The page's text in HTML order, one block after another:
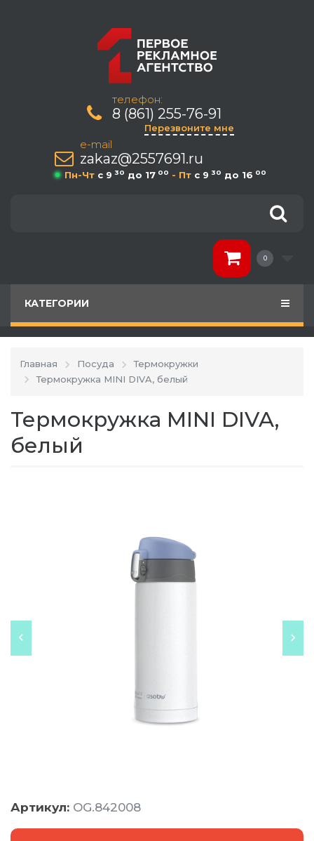
телефон:
8 (861) 255-76-91
Перезвоните мне
e-mail
zakaz@2557691.ru
Пн-Чт c 9 30 до 17 00 - Пт c 9 30 до 16 00
0
КАТЕГОРИИ
Главная Посуда
Термокружки
Термокружка MINI DIVA, белый
Термокружка MINI DIVA,
белый
Артикул: OG.842008